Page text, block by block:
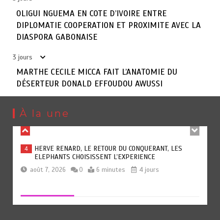
OLIGUI NGUEMA EN COTE D’IVOIRE ENTRE
DIPLOMATIE COOPERATION ET PROXIMITE AVEC LA
DIASPORA GABONAISE
3 jours
MARTHE CECILE MICCA FAIT L’ANATOMIE DU
DÉSERTEUR DONALD EFFOUDOU AWUSSI
À la une
2
OLIGUI NGUEMA EN COTE D’IVOIRE ENTRE DIPLOMATIE
COOPERATION ET PROXIMITE AVEC LA DIASPORA
août 7, 2026
4
HERVE RENARD, LE RETOUR DU CONQUERANT, LES
ELEPHANTS CHOISISSENT L’EXPERIENCE
août 7, 2026 0 6 minutes 4 jours
5
EBOLOWA JEUX UNIVERSITAIRES : SAMUEL ETO’O